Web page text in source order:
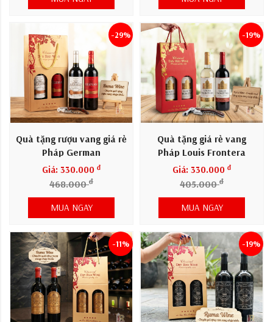
Quà tặng rượu vang giá rẻ
Pháp German
Giá: 330.000 đ
468.000đ
-29%
MUA NGAY
Quà tặng giá rẻ vang
Pháp Louis Frontera
Giá: 330.000 đ
405.000đ
-19%
MUA NGAY
-11% -19%